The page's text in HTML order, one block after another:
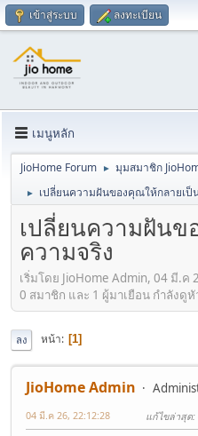
เข้าสู่ระบบ ลงทะเบียน
เมนูหลัก
JioHome Forum ► มุมสมาชิก
► เปลี่ยนความฝันของคุณให้กลายเป็
เปลี่ยนความฝัน
ความจริง
เริ่มโดย JioHome Admin, 04 มี.ค
0 สมาชิก และ 1 ผู้มาเยือน กำลังดู
ลง หน้า 1
JioHome Admin
04 มี.ค 26, 22:12:28 แก้ไขล่าสุด